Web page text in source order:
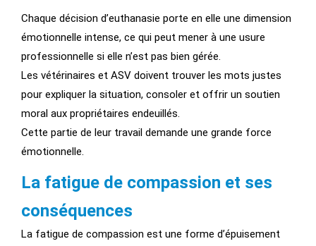
Chaque décision d’euthanasie porte en elle une dimension
émotionnelle intense, ce qui peut mener à une usure
professionnelle si elle n’est pas bien gérée.
Les vétérinaires et ASV doivent trouver les mots justes
pour expliquer la situation, consoler et offrir un soutien
moral aux propriétaires endeuillés.
Cette partie de leur travail demande une grande force
émotionnelle.
La fatigue de compassion et ses
conséquences
La fatigue de compassion est une forme d’épuisement